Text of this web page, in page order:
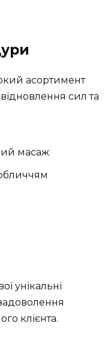
асортимент
сил та
масаж
унікальні
клієнта.